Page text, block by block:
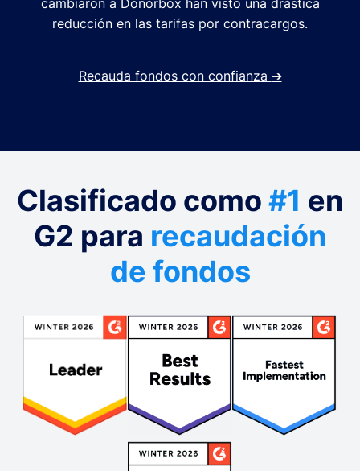
cambiaron a Donorbox han visto una drástica
reducción en las tarifas por contracargos.
Recauda fondos con confianza ➔
Clasificado como #1 en
G2 para recaudación
de fondos